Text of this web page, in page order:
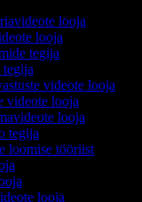
looja
looja
tegija
tegija
videote looja
videote looja
looja
tegija
loomise tööriist
looja